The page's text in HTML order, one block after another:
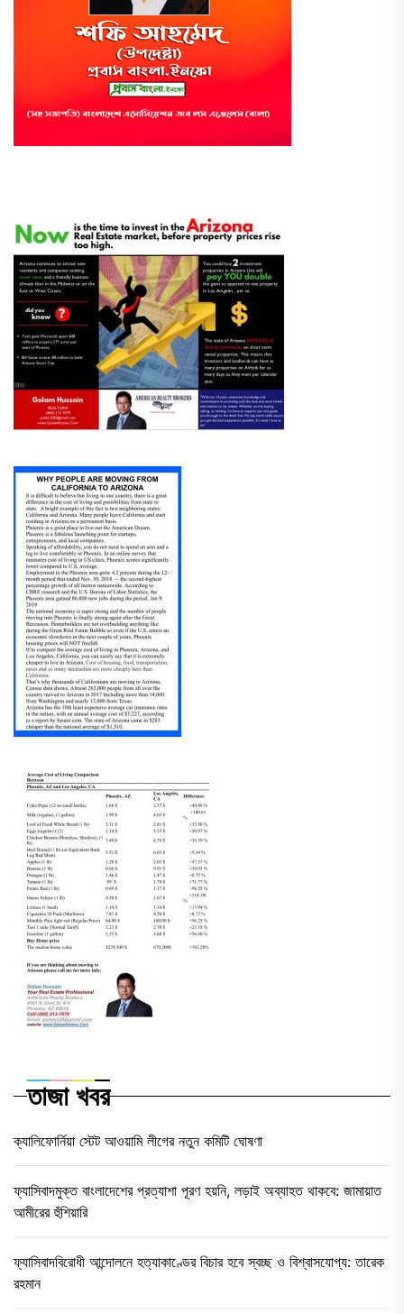
তাজা খবর
ক্যালিফোর্নিয়া স্টেট আওয়ামি লীগের নতুন কমিটি ঘোষণা
ফ্যাসিবাদমুক্ত বাংলাদেশের প্রত্যাশা পূরণ হয়নি, লড়াই অব্যাহত থাকবে: জামায়াত
আমীরের হুঁশিয়ারি
ফ্যাসিবাদবিরোধী আন্দোলনে হত্যাকাণ্ডের বিচার হবে স্বচ্ছ ও বিশ্বাসযোগ্য: তারেক
রহমান